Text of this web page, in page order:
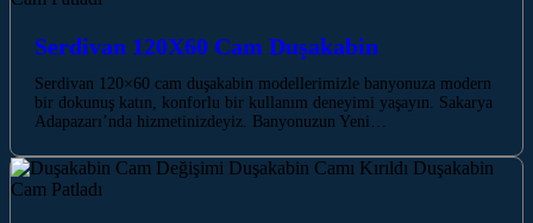
Serdivan 120X60 Cam Duşakabin
Serdivan 120×60 cam duşakabin modellerimizle banyonuza modern
bir dokunuş katın, konforlu bir kullanım deneyimi yaşayın. Sakarya
Adapazarı’nda hizmetinizdeyiz. Banyonuzun Yeni…